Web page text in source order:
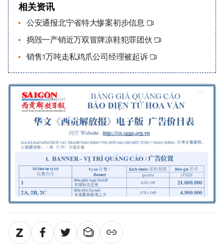
相关资讯
公安通报北宁省特大惨案初步信息
捣毁一产销近万双冒牌凉鞋犯罪团伙
销售1万吨走私鸡爪公司经理被起诉